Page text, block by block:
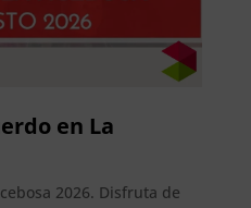
en La
2026. Disfruta de